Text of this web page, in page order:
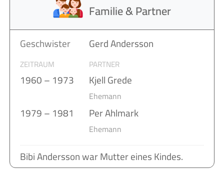
Familie & Partner
Geschwister Gerd Andersson
ZEITRAUM PARTNER
1960 – 1973 Kjell Grede
Ehemann
1979 – 1981 Per Ahlmark
Ehemann
Bibi Andersson war Mutter eines Kindes.